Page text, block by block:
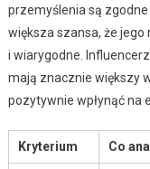
przemyślenia są
większa szansa, że
i wiarygodne.
mają znacznie większy
pozytywnie wpłynąć na
Kryterium Co